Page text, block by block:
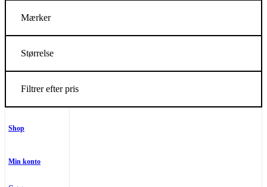
Mærker
Størrelse
Filtrer efter pris
Shop
Min konto